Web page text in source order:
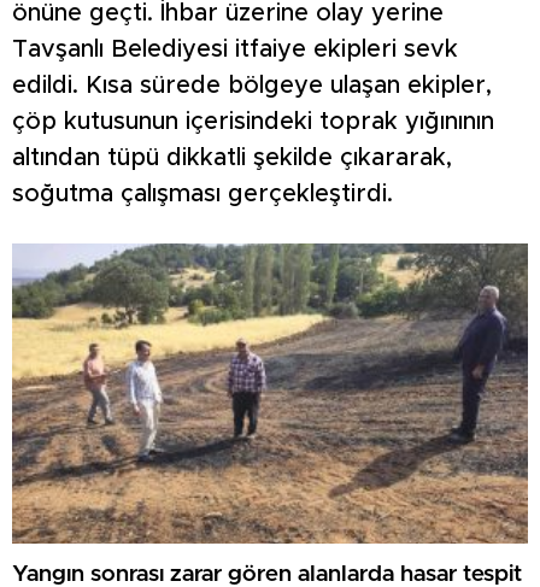
önüne geçti. İhbar üzerine olay yerine
Tavşanlı Belediyesi itfaiye ekipleri sevk
edildi. Kısa sürede bölgeye ulaşan ekipler,
çöp kutusunun içerisindeki toprak yığınının
altından tüpü dikkatli şekilde çıkararak,
soğutma çalışması gerçekleştirdi.
Yangın sonrası zarar gören alanlarda hasar tespit